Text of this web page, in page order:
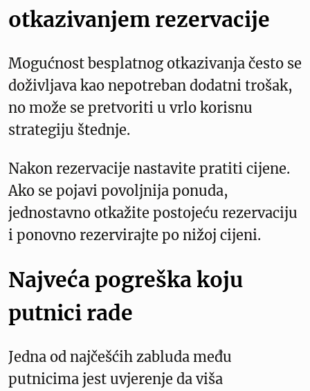
otkazivanjem rezervacije
Mogućnost besplatnog otkazivanja često se
doživljava kao nepotreban dodatni trošak,
no može se pretvoriti u vrlo korisnu
strategiju štednje.
Nakon rezervacije nastavite pratiti cijene.
Ako se pojavi povoljnija ponuda,
jednostavno otkažite postojeću rezervaciju
i ponovno rezervirajte po nižoj cijeni.
Najveća pogreška koju
putnici rade
Jedna od najčešćih zabluda među
putnicima jest uvjerenje da viša